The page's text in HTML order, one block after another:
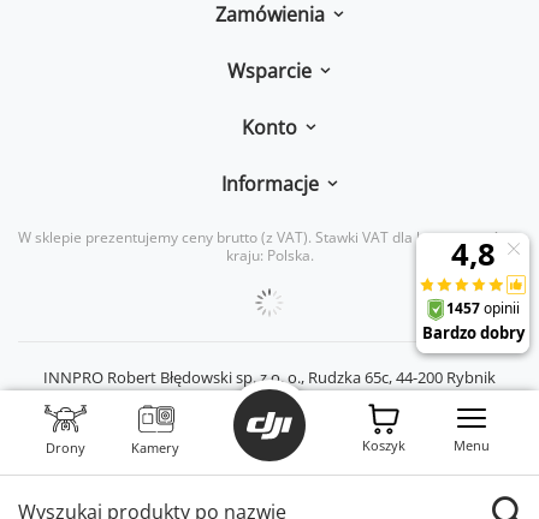
Drony Kamery
Wyszukaj produkty po nazwie
Koszyk Menu
Zamówienia
Wsparcie
Konto
Informacje
W sklepie prezentujemy ceny brutto (z VAT). Stawki VAT dla konsumentów z
kraju: Polska.
INNPRO Robert Błędowski sp. z o. o., Rudzka 65c,44-200 Rybnik
mail:kontakt@dji-ars.pl | telefon:734 734 920
NIP: PL6423234719 | 0000944160